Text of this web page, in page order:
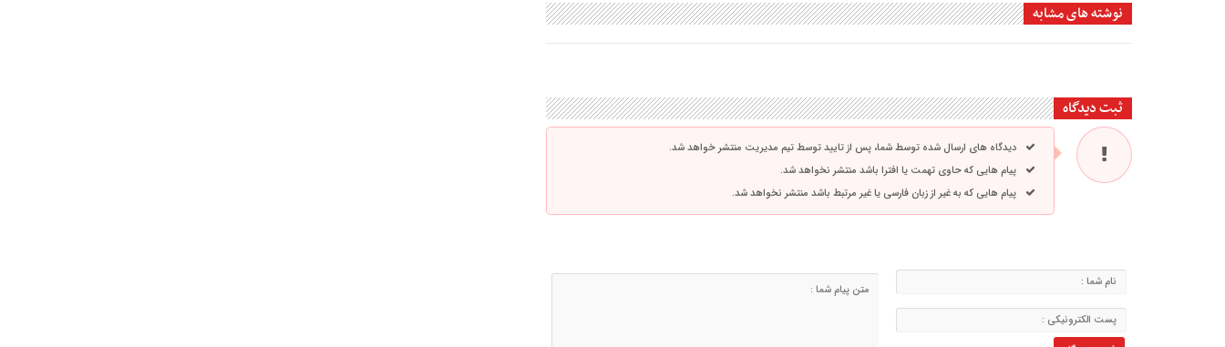
نوشته های مشابه
ثبت دیدگاه
دیدگاه های ارسال شده توسط شما، پس از تایید توسط تیم مدیریت منتشر خواهد شد.
پیام هایی که حاوی تهمت یا افترا باشد منتشر نخواهد شد.
پیام هایی که به غیر از زبان فارسی یا غیر مرتبط باشد منتشر نخواهد شد.